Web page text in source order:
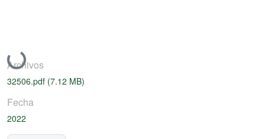
Cargando...
Archivos
32506.pdf (7.12 MB)
Fecha
2022